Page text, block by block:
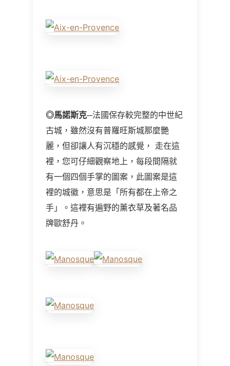
◎馬諾斯克─法國保存較完整的中世紀
古城，雖然沒有普羅旺斯城那麼艷
麗，但卻讓人有沉穩的感覺， 走在這
裡，您可仔細觀察地上，每段間隔就
有一個四個手掌的圖案，此圖案是這
裡的城徽，意思是「所有都在上帝之
手」。這裡有遍野的薰衣草及著名品
牌歐舒丹。